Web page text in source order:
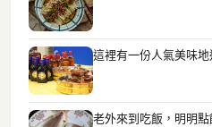
這裡有一份人氣美味
老外來到吃飯，明明點